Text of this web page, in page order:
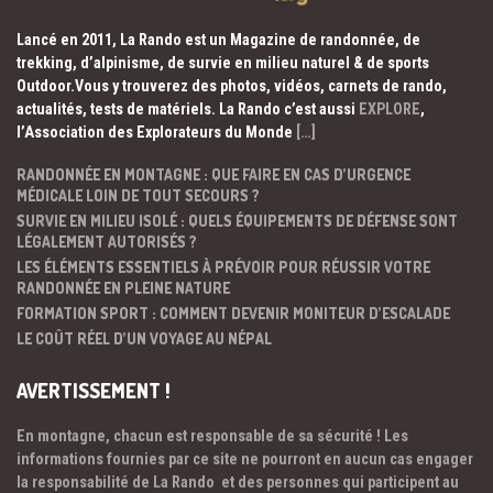
Lancé en 2011, La Rando est un Magazine de randonnée, de
trekking, d’alpinisme, de survie en milieu naturel & de sports
Outdoor.Vous y trouverez des photos, vidéos, carnets de rando,
actualités, tests de matériels. La Rando c’est aussi EXPLORE,
l’Association des Explorateurs du Monde […]
RANDONNÉE EN MONTAGNE : QUE FAIRE EN CAS D’URGENCE
MÉDICALE LOIN DE TOUT SECOURS ?
SURVIE EN MILIEU ISOLÉ : QUELS ÉQUIPEMENTS DE DÉFENSE SONT
LÉGALEMENT AUTORISÉS ?
LES ÉLÉMENTS ESSENTIELS À PRÉVOIR POUR RÉUSSIR VOTRE
RANDONNÉE EN PLEINE NATURE
FORMATION SPORT : COMMENT DEVENIR MONITEUR D’ESCALADE
LE COÛT RÉEL D’UN VOYAGE AU NÉPAL
AVERTISSEMENT !
En montagne, chacun est responsable de sa sécurité ! Les
informations fournies par ce site ne pourront en aucun cas engager
la responsabilité de La Rando et des personnes qui participent au